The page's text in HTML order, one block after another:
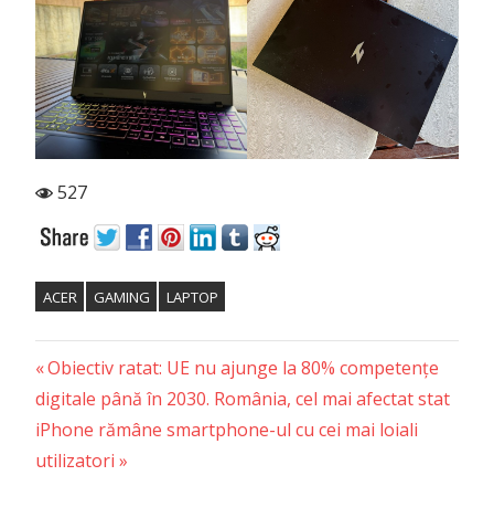
527
ACER GAMING LAPTOP
Post
navigation
Previous
Post:
Obiectiv ratat: UE nu ajunge la 80% competențe
digitale până în 2030. România, cel mai afectat stat
Next
Post:
iPhone rămâne smartphone-ul cu cei mai loiali
utilizatori